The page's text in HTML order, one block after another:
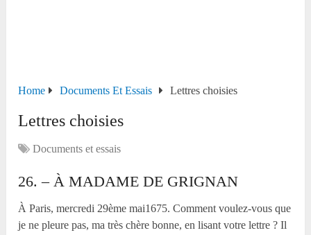
Home Documents Et Essais Lettres choisies
Lettres choisies
Documents et essais
26. – À MADAME DE GRIGNAN
À Paris, mercredi 29ème mai1675. Comment voulez-vous que
je ne pleure pas, ma très chère bonne, en lisant votre lettre ? Il